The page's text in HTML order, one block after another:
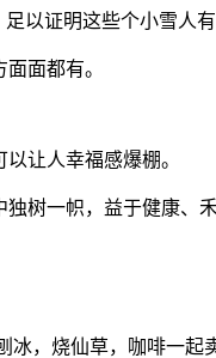
以证明这些个小雪人有
面都有。
让人幸福感爆棚。
树一帜，益于健康、
，烧仙草，咖啡一起